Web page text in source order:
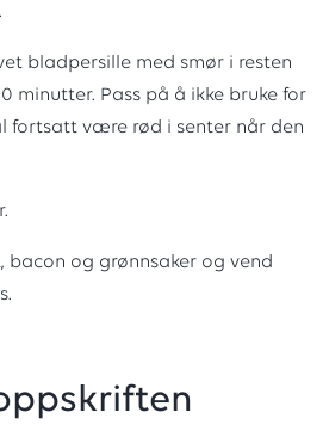
bladpersille med smør i resten
minutter. Pass på å ikke bruke for
fortsatt være rød i senter når den
bacon og grønnsaker og vend